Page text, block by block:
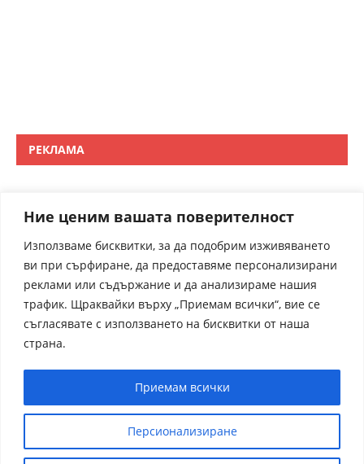
Ние ценим вашата поверителност
Използваме бисквитки, за да подобрим изживяването
ви при сърфиране, да предоставяме персонализирани
реклами или съдържание и да анализираме нашия
трафик. Щраквайки върху „Приемам всички“, вие се
съгласявате с използването на бисквитки от наша
страна.
Персионализиране
Приемам всички
РЕКЛАМА